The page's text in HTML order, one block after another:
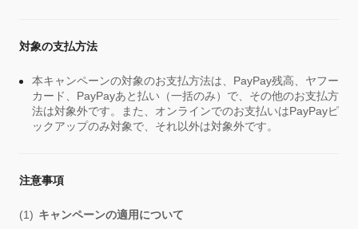
対象の支払方法
本キャンペーンの対象のお支払方法は、PayPay残高、ヤフー
カード、PayPayあと払い（一括のみ）で、その他のお支払方
法は対象外です。また、オンラインでのお支払いはPayPayピ
ックアップのみ対象で、それ以外は対象外です。
注意事項
キャンペーンの適用について